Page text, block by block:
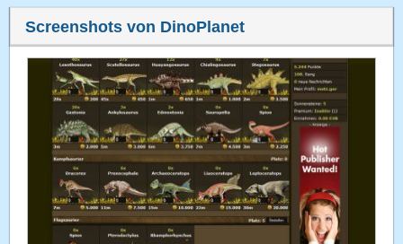
Screenshots von DinoPlanet